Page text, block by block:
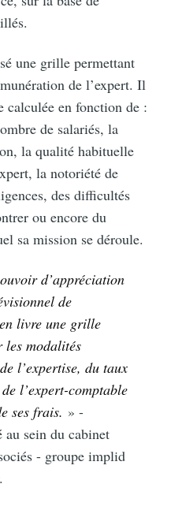
une grille permettant
de l’expert. Il
calculée en fonction de :
de salariés, la
la qualité habituelle
la notoriété de
des difficultés
ou encore du
sa mission se déroule.
d’appréciation
de
livre une grille
les modalités
l’expertise, du taux
l’expert-comptable
ses frais. » -
au sein du cabinet
- groupe implid